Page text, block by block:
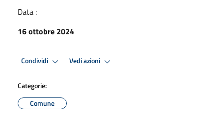
Data :
16 ottobre 2024
Condividi Vedi azioni
Categorie:
Comune